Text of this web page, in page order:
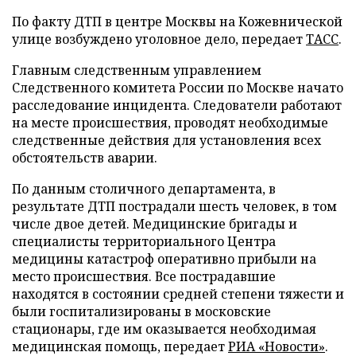
По факту ДТП в центре Москвы на Кожевнической
улице возбуждено уголовное дело, передаетТАСС.
Главным следственным управлением
Следственного комитета России по Москве начато
расследование инцидента. Следователи работают
на месте происшествия, проводят необходимые
следственные действия для установления всех
обстоятельств аварии.
По данным столичного департамента, в
результате ДТП пострадали шесть человек, в том
числе двое детей. Медицинские бригады и
специалисты территориального Центра
медицины катастроф оперативно прибыли на
место происшествия. Все пострадавшие
находятся в состоянии средней степени тяжести и
были госпитализированы в московские
стационары, где им оказывается необходимая
медицинская помощь, передаетРИА «Новости».